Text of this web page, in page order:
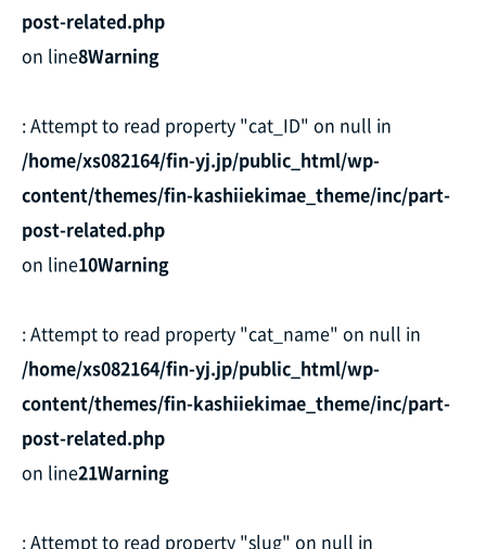
post-related.php
on line8Warning
: Attempt to read property "cat_ID" on null in
/home/xs082164/fin-yj.jp/public_html/wp-
content/themes/fin-kashiiekimae_theme/inc/part-
post-related.php
on line10Warning
: Attempt to read property "cat_name" on null in
/home/xs082164/fin-yj.jp/public_html/wp-
content/themes/fin-kashiiekimae_theme/inc/part-
post-related.php
on line21Warning
: Attempt to read property "slug" on null in